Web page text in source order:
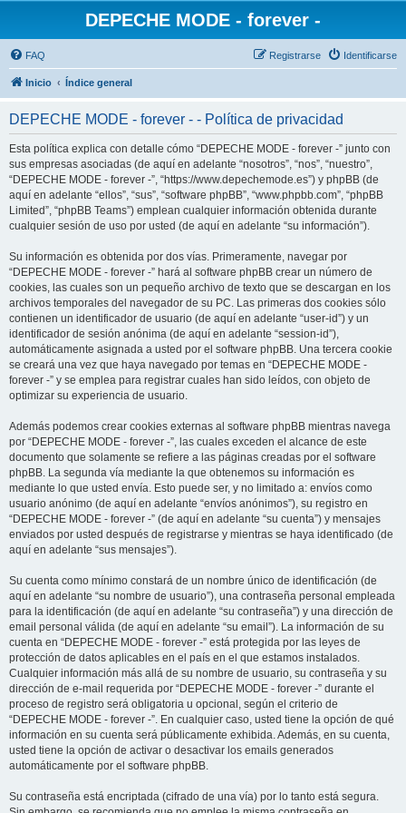
DEPECHE MODE - forever -
FAQ Identificarse
Registrarse
Inicio Índice general
DEPECHE MODE - forever - - Política de privacidad
Esta política explica con detalle cómo “DEPECHE MODE - forever -” junto con
sus empresas asociadas (de aquí en adelante “nosotros”, “nos”, “nuestro”,
“DEPECHE MODE - forever -”, “https://www.depechemode.es”) y phpBB (de
aquí en adelante “ellos”, “sus”, “software phpBB”, “www.phpbb.com”, “phpBB
Limited”, “phpBB Teams”) emplean cualquier información obtenida durante
cualquier sesión de uso por usted (de aquí en adelante “su información”).
Su información es obtenida por dos vías. Primeramente, navegar por
“DEPECHE MODE - forever -” hará al software phpBB crear un número de
cookies, las cuales son un pequeño archivo de texto que se descargan en los
archivos temporales del navegador de su PC. Las primeras dos cookies sólo
contienen un identificador de usuario (de aquí en adelante “user-id”) y un
identificador de sesión anónima (de aquí en adelante “session-id”),
automáticamente asignada a usted por el software phpBB. Una tercera cookie
se creará una vez que haya navegado por temas en “DEPECHE MODE -
forever -” y se emplea para registrar cuales han sido leídos, con objeto de
optimizar su experiencia de usuario.
Además podemos crear cookies externas al software phpBB mientras navega
por “DEPECHE MODE - forever -”, las cuales exceden el alcance de este
documento que solamente se refiere a las páginas creadas por el software
phpBB. La segunda vía mediante la que obtenemos su información es
mediante lo que usted envía. Esto puede ser, y no limitado a: envíos como
usuario anónimo (de aquí en adelante “envíos anónimos”), su registro en
“DEPECHE MODE - forever -” (de aquí en adelante “su cuenta”) y mensajes
enviados por usted después de registrarse y mientras se haya identificado (de
aquí en adelante “sus mensajes”).
Su cuenta como mínimo constará de un nombre único de identificación (de
aquí en adelante “su nombre de usuario”), una contraseña personal empleada
para la identificación (de aquí en adelante “su contraseña”) y una dirección de
email personal válida (de aquí en adelante “su email”). La información de su
cuenta en “DEPECHE MODE - forever -” está protegida por las leyes de
protección de datos aplicables en el país en el que estamos instalados.
Cualquier información más allá de su nombre de usuario, su contraseña y su
dirección de e-mail requerida por “DEPECHE MODE - forever -” durante el
proceso de registro será obligatoria u opcional, según el criterio de
“DEPECHE MODE - forever -”. En cualquier caso, usted tiene la opción de qué
información en su cuenta será públicamente exhibida. Además, en su cuenta,
usted tiene la opción de activar o desactivar los emails generados
automáticamente por el software phpBB.
Su contraseña está encriptada (cifrado de una vía) por lo tanto está segura.